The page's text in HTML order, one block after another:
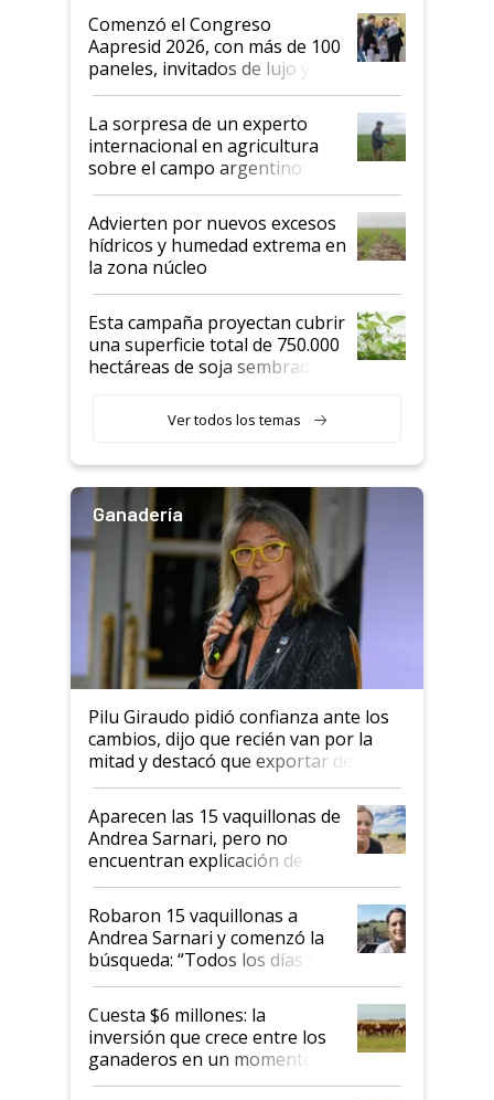
Argentina se sigan discutiendo
las mismas cosas de hace 50
años"
Comenzó el Congreso
Aapresid 2026, con más de 100
paneles, invitados de lujo y
todas las tendencias
La sorpresa de un experto
internacional en agricultura
sobre el campo argentino:
"Estoy muy impresionado"
Advierten por nuevos excesos
hídricos y humedad extrema en
la zona núcleo
Esta campaña proyectan cubrir
una superficie total de 750.000
hectáreas de soja sembradas
variedades que marcan un
salto tecnológico en genética y
Ver todos los temas
Ganadería
Pilu Giraudo pidió confianza ante los
cambios, dijo que recién van por la
mitad y destacó que exportar dejó de
ser "para unos pocos": "Tenemos un
mandato muy claro del gobierno
nacional"
Aparecen las 15 vaquillonas de
Andrea Sarnari, pero no
encuentran explicación de
cómo llegaron allí
Robaron 15 vaquillonas a
Andrea Sarnari y comenzó la
búsqueda: “Todos los días le
toca a algún productor”
Cuesta $6 millones: la
inversión que crece entre los
ganaderos en un momento
histórico para la actividad